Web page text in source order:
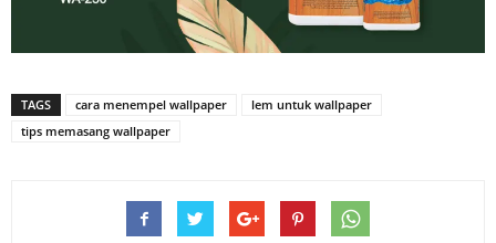
TAGS cara menempel wallpaper
lem untuk wallpaper
tips memasang wallpaper